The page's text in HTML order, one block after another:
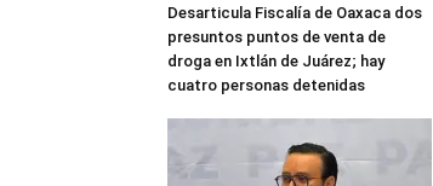
Desarticula Fiscalía de Oaxaca dos
presuntos puntos de venta de
droga en Ixtlán de Juárez; hay
cuatro personas detenidas